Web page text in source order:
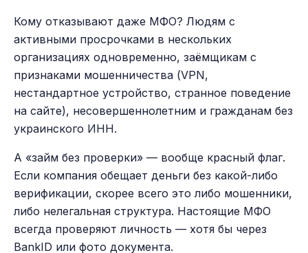
Кому отказывают даже МФО? Людям с
активными просрочками в нескольких
организациях одновременно, заёмщикам с
признаками мошенничества (VPN,
нестандартное устройство, странное поведение
на сайте), несовершеннолетним и гражданам без
украинского ИНН.
А «займ без проверки» — вообще красный флаг.
Если компания обещает деньги без какой-либо
верификации, скорее всего это либо мошенники,
либо нелегальная структура. Настоящие МФО
всегда проверяют личность — хотя бы через
BankID или фото документа.